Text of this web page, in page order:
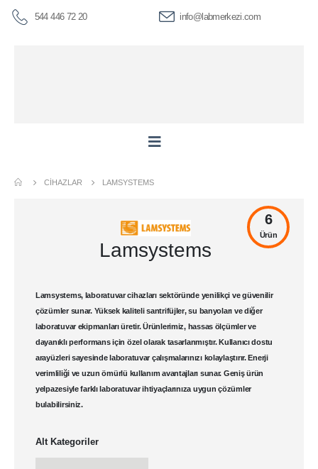
544 446 72 20 info@labmerkezi.com
CIHAZLAR LAMSYSTEMS
Lamsystems
Lamsystems, laboratuvar cihazlarısektöründe yenilikçi ve güvenilir
çözümler sunar. Yüksek kalitelisantrifüjler,su banyoları ve diğer
laboratuvarekipmanları üretir. Ürünlerimiz, hassas ölçümler ve
dayanıklı performans için özel olarak tasarlanmıştır. Kullanıcı dostu
arayüzleri sayesinde laboratuvar çalışmalarınızı kolaylaştırır. Enerji
verimliliği ve uzun ömürlü kullanım avantajları sunar. Geniş ürün
yelpazesiyle farklı laboratuvar ihtiyaçlarınıza uygun çözümler
bulabilirsiniz.
6
Ürün
Alt Kategoriler